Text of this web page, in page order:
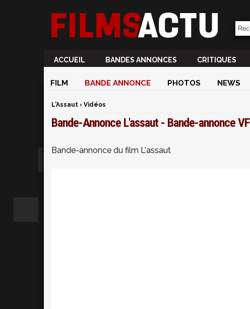
ACCUEIL BANDES ANNONCES CRITIQUES
FILM BANDE ANNONCE PHOTOS NEWS
L'Assaut › Vidéos
Bande-Annonce L'assaut - Bande-annonce VF
Bande-annonce du film L'assaut